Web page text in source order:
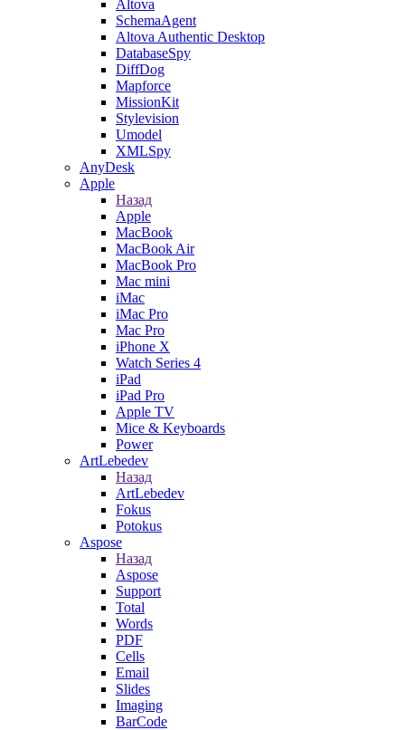
Altova
SchemaAgent
Altova Authentic Desktop
DatabaseSpy
DiffDog
Mapforce
MissionKit
Stylevision
Umodel
XMLSpy
AnyDesk
Apple
Назад
Apple
MacBook
MacBook Air
MacBook Pro
Mac mini
iMac
iMac Pro
Mac Pro
iPhone X
Watch Series 4
iPad
iPad Pro
Apple TV
Mice & Keyboards
Power
ArtLebedev
Назад
ArtLebedev
Fokus
Potokus
Aspose
Назад
Aspose
Support
Total
Words
PDF
Cells
Email
Slides
Imaging
BarCode